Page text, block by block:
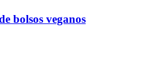
bolsos veganos